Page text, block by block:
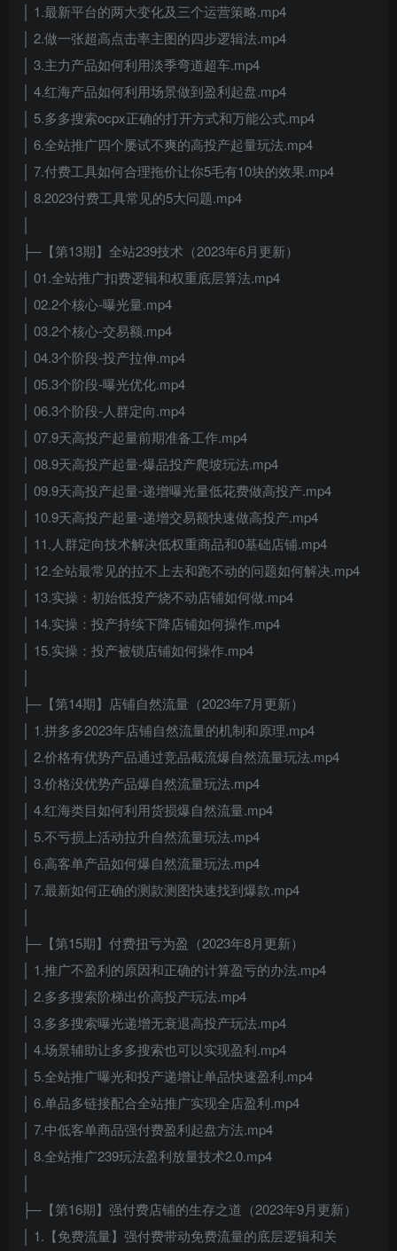
│ 1.最新平台的两大变化及三个运营策略.mp4
│ 2.做一张超高点击率主图的四步逻辑法.mp4
│ 3.主力产品如何利用淡季弯道超车.mp4
│ 4.红海产品如何利用场景做到盈利起盘.mp4
│ 5.多多搜索ocpx正确的打开方式和万能公式.mp4
│ 6.全站推广四个屡试不爽的高投产起量玩法.mp4
│ 7.付费工具如何合理拖价让你5毛有10块的效果.mp4
│ 8.2023付费工具常见的5大问题.mp4
│
├─【第13期】全站239技术（2023年6月更新）
│ 01.全站推广扣费逻辑和权重底层算法.mp4
│ 02.2个核心-曝光量.mp4
│ 03.2个核心-交易额.mp4
│ 04.3个阶段-投产拉伸.mp4
│ 05.3个阶段-曝光优化.mp4
│ 06.3个阶段-人群定向.mp4
│ 07.9天高投产起量前期准备工作.mp4
│ 08.9天高投产起量-爆品投产爬坡玩法.mp4
│ 09.9天高投产起量-递增曝光量低花费做高投产.mp4
│ 10.9天高投产起量-递增交易额快速做高投产.mp4
│ 11.人群定向技术解决低权重商品和0基础店铺.mp4
│ 12.全站最常见的拉不上去和跑不动的问题如何解决.mp4
│ 13.实操：初始低投产烧不动店铺如何做.mp4
│ 14.实操：投产持续下降店铺如何操作.mp4
│ 15.实操：投产被锁店铺如何操作.mp4
│
├─【第14期】店铺自然流量（2023年7月更新）
│ 1.拼多多2023年店铺自然流量的机制和原理.mp4
│ 2.价格有优势产品通过竞品截流爆自然流量玩法.mp4
│ 3.价格没优势产品爆自然流量玩法.mp4
│ 4.红海类目如何利用货损爆自然流量.mp4
│ 5.不亏损上活动拉升自然流量玩法.mp4
│ 6.高客单产品如何爆自然流量玩法.mp4
│ 7.最新如何正确的测款测图快速找到爆款.mp4
│
├─【第15期】付费扭亏为盈（2023年8月更新）
│ 1.推广不盈利的原因和正确的计算盈亏的办法.mp4
│ 2.多多搜索阶梯出价高投产玩法.mp4
│ 3.多多搜索曝光递增无衰退高投产玩法.mp4
│ 4.场景辅助让多多搜索也可以实现盈利.mp4
│ 5.全站推广曝光和投产递增让单品快速盈利.mp4
│ 6.单品多链接配合全站推广实现全店盈利.mp4
│ 7.中低客单商品强付费盈利起盘方法.mp4
│ 8.全站推广239玩法盈利放量技术2.0.mp4
│
├─【第16期】强付费店铺的生存之道（2023年9月更新）
│ 1.【免费流量】强付费带动免费流量的底层逻辑和关